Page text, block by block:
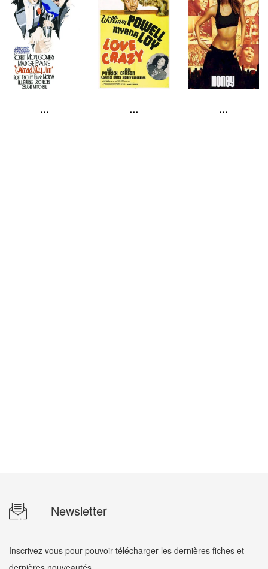
... ... ...
Newsletter
Inscrivez vous pour pouvoir télécharger les dernières fiches et